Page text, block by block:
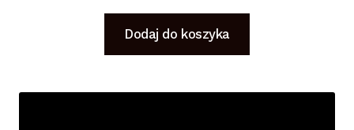
Dodaj do koszyka